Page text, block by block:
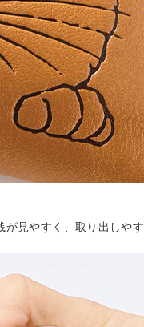
が見やすく、取り出しやす